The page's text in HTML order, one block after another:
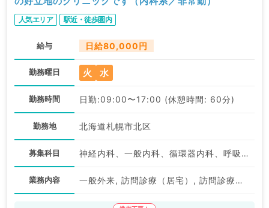
人気エリア 駅近・徒歩圏内
給与 日給80,000円
勤務曜日 火 水
勤務時間 日勤:09:00〜17:00 (休憩時間: 60分)
勤務地 北海道札幌市北区
募集科目 神経内科、一般内科、循環器内科、呼吸器内科、消化器内科、内分泌・代謝内科、腎臓内科、老年内科、血液内科、膠原病科
業務内容 一般外来, 訪問診療（居宅）, 訪問診療（施設）